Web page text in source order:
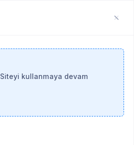
kullanmaya devam